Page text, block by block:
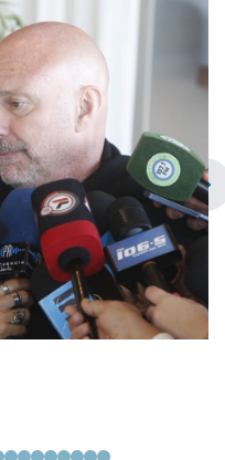
navigate_next